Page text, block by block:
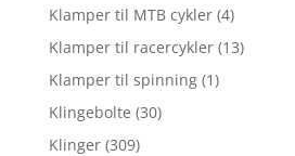
Klamper til MTB cykler (4)
Klamper til racercykler (13)
Klamper til spinning (1)
Klingebolte (30)
Klinger (309)